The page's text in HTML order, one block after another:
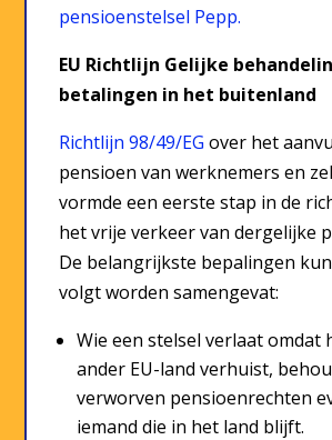
pensioenstelsel Pepp.
EU Richtlijn Gelijke
betalingen in het buitenland
Richtlijn 98/49/EG over het
pensioen van werknemers en
vormde een eerste stap in de
het vrije verkeer van dergelijke
De belangrijkste bepalingen
volgt worden samengevat:
Wie een stelsel verlaat omdat
ander EU-land verhuist,
verworven pensioenrechten
iemand die in het land blijft.